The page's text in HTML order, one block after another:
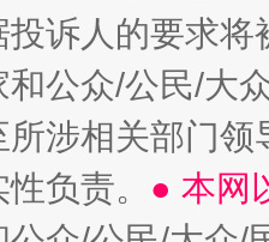
投诉人的要求将
公众/公民/大
涉相关部门
负责。 ● 本网